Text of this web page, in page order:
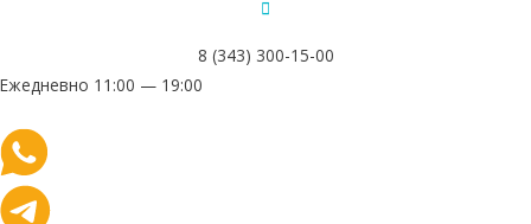
8 (343) 300-15-00
Ежедневно 11:00 — 19:00